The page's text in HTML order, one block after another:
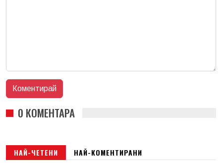
0 КОМЕНТАРА
НАЙ-ЧЕТЕНИ НАЙ-КОМЕНТИРАНИ